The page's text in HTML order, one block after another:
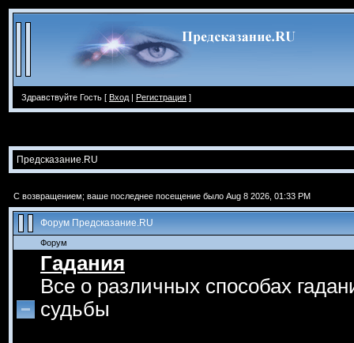
Здравствуйте Гость [ Вход | Регистрация ]
Предсказание.RU
С возвращением; ваше последнее посещение было Aug 8 2026, 01:33 PM
Форум Предсказание.RU
Форум
Гадания
Все о различных способах
судьбы